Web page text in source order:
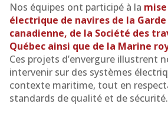
Nos équipes ont participé à la
électrique de navires de la
canadienne, de la Société des
Québec ainsi que de la Marine
Ces projets d’envergure illustrent
intervenir sur des systèmes
contexte maritime, tout en
standards de qualité et de sécurité.